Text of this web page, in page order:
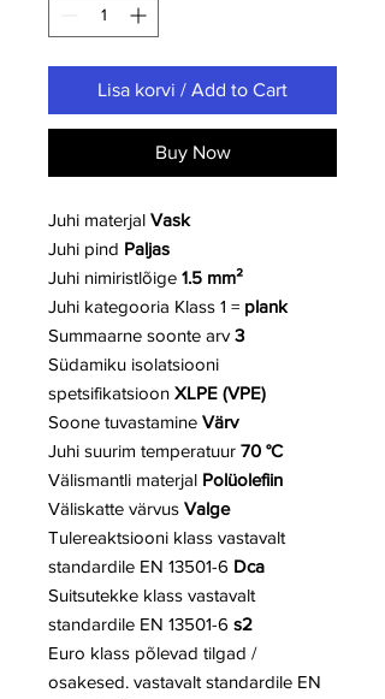
Lisa korvi / Add to Cart
Buy Now
Juhi materjal Vask
Juhi pind Paljas
Juhi nimiristlõige 1.5 mm²
Juhi kategooria Klass 1 = plank
Summaarne soonte arv 3
Südamiku isolatsiooni
spetsifikatsioon XLPE (VPE)
Soone tuvastamine Värv
Juhi suurim temperatuur 70 °C
Välismantli materjal Polüolefiin
Väliskatte värvus Valge
Tulereaktsiooni klass vastavalt
standardile EN 13501-6 Dca
Suitsutekke klass vastavalt
standardile EN 13501-6 s2
Euro klass põlevad tilgad /
osakesed. vastavalt standardile EN